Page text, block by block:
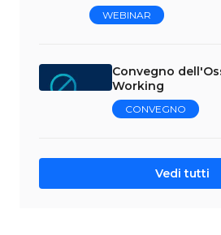
WEBINAR
Convegno
Working
CONVEGNO
Vedi tutti